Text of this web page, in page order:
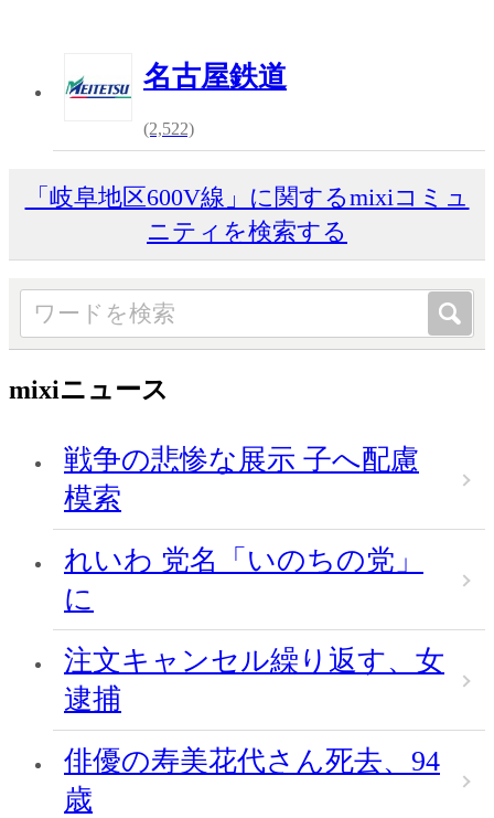
名古屋鉄道
(2,522)
「岐阜地区600V線」に関するmixiコミュ
ニティを検索する
mixiニュース
戦争の悲惨な展示 子へ配慮
模索
れいわ 党名「いのちの党」
に
注文キャンセル繰り返す、女
逮捕
俳優の寿美花代さん死去、94
歳